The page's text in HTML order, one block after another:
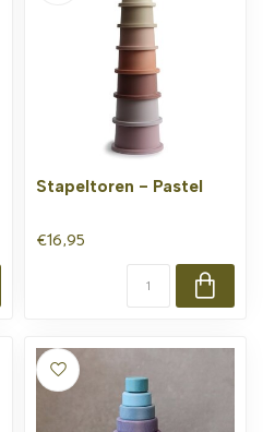
Stapeltoren - Pastel
€16,95